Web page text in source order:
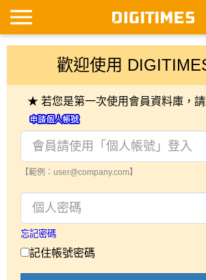
歡迎使用
★ 若您是第一次使用會員資料庫，
【範例：user@company.com】
忘記密碼
記住帳號密碼